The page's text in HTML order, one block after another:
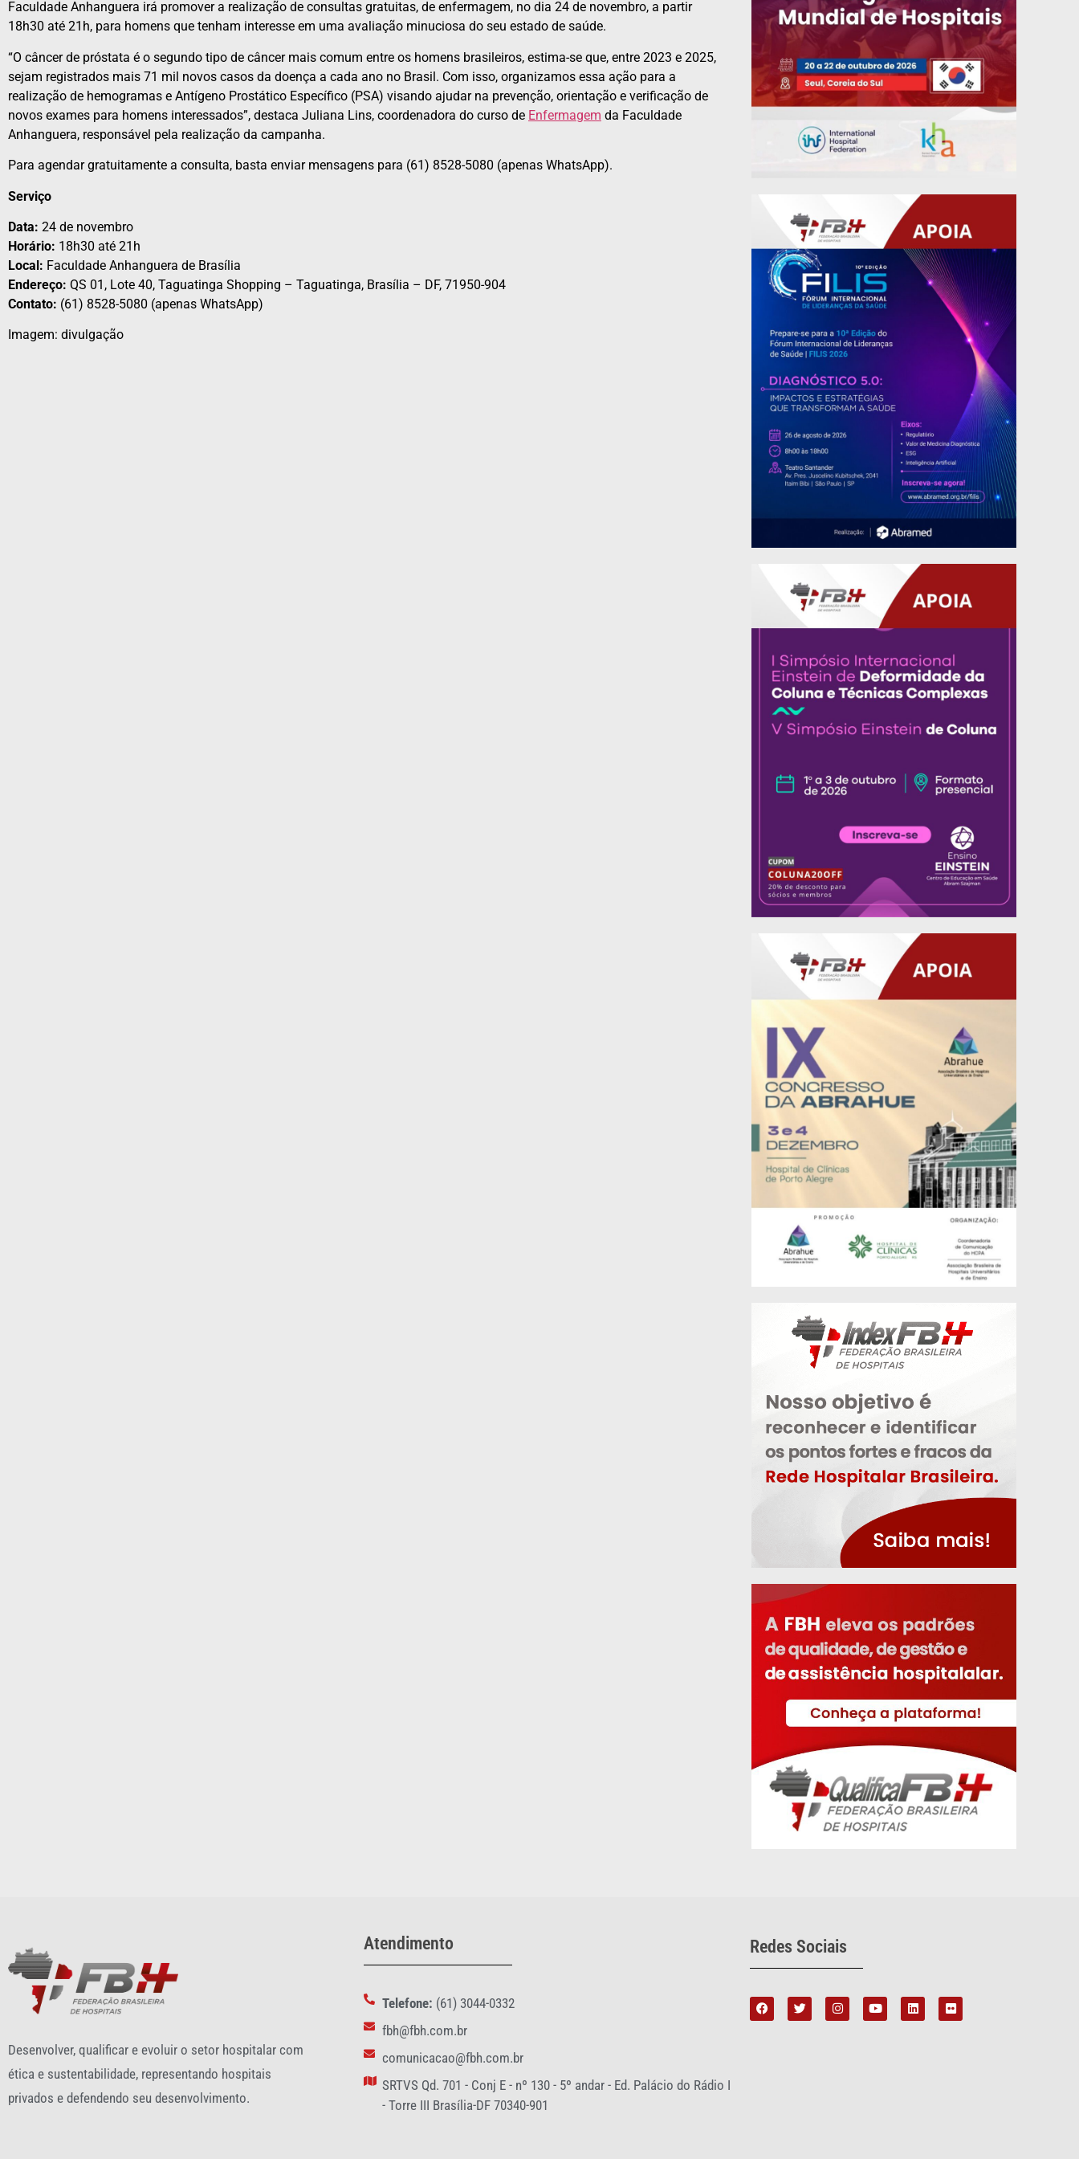
Faculdade Anhanguera irá promover a realização de consultas gratuitas, de enfermagem, no dia 24 de novembro, a partir
18h30 até 21h, para homens que tenham interesse em uma avaliação minuciosa do seu estado de saúde.
“O câncer de próstata é o segundo tipo de câncer mais comum entre os homens brasileiros, estima-se que, entre 2023 e 2025,
sejam registrados mais 71 mil novos casos da doença a cada ano no Brasil. Com isso, organizamos essa ação para a
realização de hemogramas e Antígeno Prostático Específico (PSA) visando ajudar na prevenção, orientação e verificação de
novos exames para homens interessados”, destaca Juliana Lins, coordenadora do curso de Enfermagem da Faculdade
Anhanguera, responsável pela realização da campanha.
Para agendar gratuitamente a consulta, basta enviar mensagens para (61) 8528-5080 (apenas WhatsApp).
Serviço
Data: 24 de novembro
Horário: 18h30 até 21h
Local: Faculdade Anhanguera de Brasília
Endereço: QS 01, Lote 40, Taguatinga Shopping – Taguatinga, Brasília – DF, 71950-904
Contato: (61) 8528-5080 (apenas WhatsApp)
Imagem: divulgação
Desenvolver, qualificar e evoluir o setor hospitalar com
ética e sustentabilidade, representando hospitais
privados e defendendo seu desenvolvimento.
Atendimento
Telefone: (61) 3044-0332
fbh@fbh.com.br
comunicacao@fbh.com.br
SRTVS Qd. 701 - Conj E - nº 130 - 5º andar - Ed. Palácio do Rádio I
- Torre III Brasília-DF 70340-901
Redes Sociais